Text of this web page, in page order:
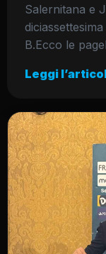
Salernitana e
B.Ecco le
Leggi